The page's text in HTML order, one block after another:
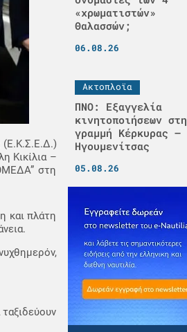
(Ε.Κ.Σ.Ε.Δ.)
Κικίλια –
στη
και πλάτη
«χρωματιστών»
Θαλασσών;
06.08.26
Ακτοπλοϊα
ΠΝΟ: Εξαγγελία
κινητοποιήσεων στη
γραμμή Κέρκυρας –
Ηγουμενίτσας
05.08.26